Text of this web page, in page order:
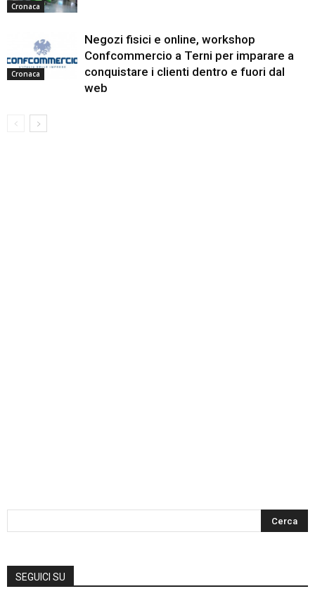
Cronaca
Cronaca
Negozi fisici e online, workshop
Confcommercio a Terni per imparare a
conquistare i clienti dentro e fuori dal
web
SEGUICI SU